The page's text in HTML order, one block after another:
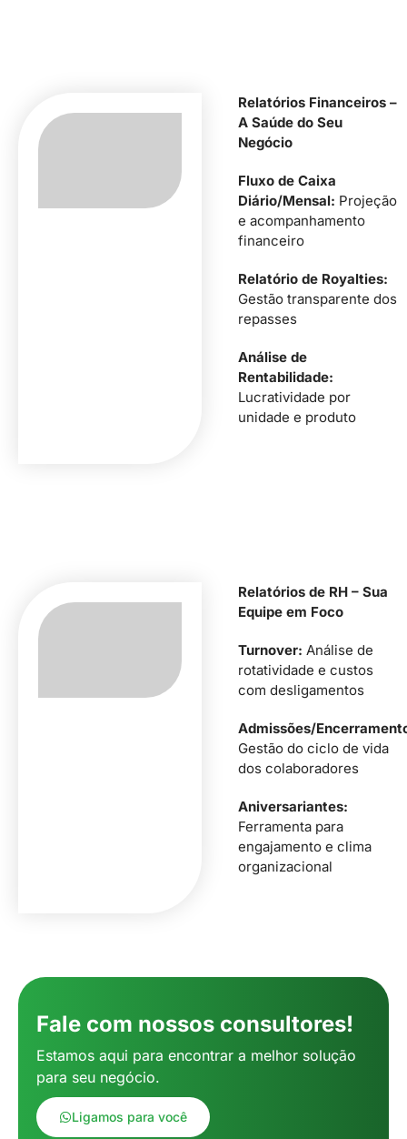
Relatórios Financeiros –
A Saúde do Seu
Negócio
Fluxo de Caixa
Diário/Mensal: Projeção
e acompanhamento
financeiro
Relatório de Royalties:
Gestão transparente dos
repasses
Análise de
Rentabilidade:
Lucratividade por
unidade e produto
Relatórios de RH – Sua
Equipe em Foco
Turnover: Análise de
rotatividade e custos
com desligamentos
Admissões/
Gestão do ciclo de vida
dos colaboradores
Aniversariantes:
Ferramenta para
engajamento e clima
organizacional
Fale com nossos consultores!
Estamos aqui para encontrar a melhor solução
para seu negócio.
Ligamos para você